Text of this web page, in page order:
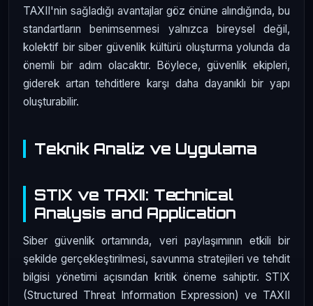
TAXII'nin sağladığı avantajlar göz önüne alındığında, bu
standartların benimsenmesi yalnızca bireysel değil,
kolektif bir siber güvenlik kültürü oluşturma yolunda da
önemli bir adım olacaktır. Böylece, güvenlik ekipleri,
giderek artan tehditlere karşı daha dayanıklı bir yapı
oluşturabilir.
Teknik Analiz ve Uygulama
STIX ve TAXII: Technical
Analysis and Application
Siber güvenlik ortamında, veri paylaşımının etkili bir
şekilde gerçekleştirilmesi, savunma stratejileri ve tehdit
bilgisi yönetimi açısından kritik öneme sahiptir. STIX
(Structured Threat Information Expression) ve TAXII